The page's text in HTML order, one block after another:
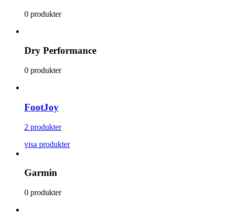
0 produkter
Dry Performance
0 produkter
FootJoy
2 produkter
visa produkter
Garmin
0 produkter